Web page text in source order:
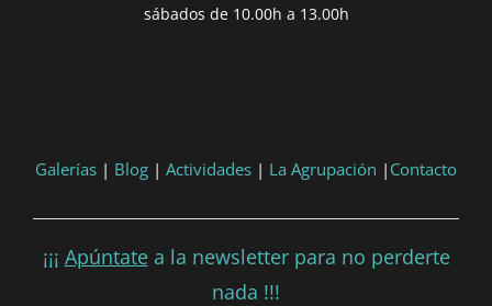
'DD/MM/YYYY') }}sábados de 10.00h a 13.00h
Galerías | Blog | Actividades | La Agrupación | Contacto
¡¡¡ Apúntatea la newsletter para no perderte
nada !!!